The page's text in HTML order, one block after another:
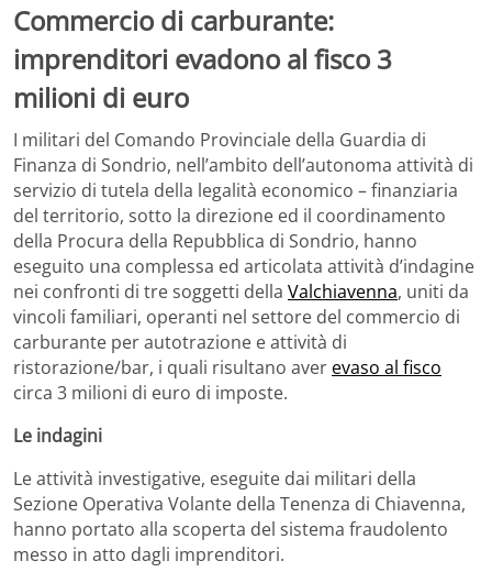
Commercio di carburante:
imprenditori evadono al fisco 3
milioni di euro
I militari del Comando Provinciale della Guardia di
Finanza di Sondrio, nell’ambito dell’autonoma attività di
servizio di tutela della legalità economico – finanziaria
del territorio, sotto la direzione ed il coordinamento
della Procura della Repubblica di Sondrio, hanno
eseguito una complessa ed articolata attività d’indagine
nei confronti di tre soggetti della Valchiavenna, uniti da
vincoli familiari, operanti nel settore del commercio di
carburante per autotrazione e attività di
ristorazione/bar, i quali risultano aver evaso al fisco
circa 3 milioni di euro di imposte.
Le indagini
Le attività investigative, eseguite dai militari della
Sezione Operativa Volante della Tenenza di Chiavenna,
hanno portato alla scoperta del sistema fraudolento
messo in atto dagli imprenditori.